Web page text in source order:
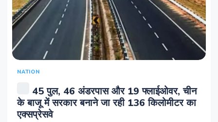
NATION
45 पुल, 46 अंडरपास और 19 फ्लाईओवर, चीन
के बाजू में सरकार बनाने जा रही 136 किलोमीटर का
एक्सप्रेसवे